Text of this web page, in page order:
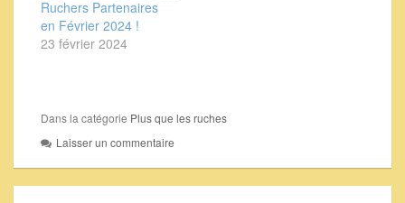
Ruchers Partenaires
en Février 2024 !
23 février 2024
Dans la catégorie Plus que les ruches
Laisser un commentaire